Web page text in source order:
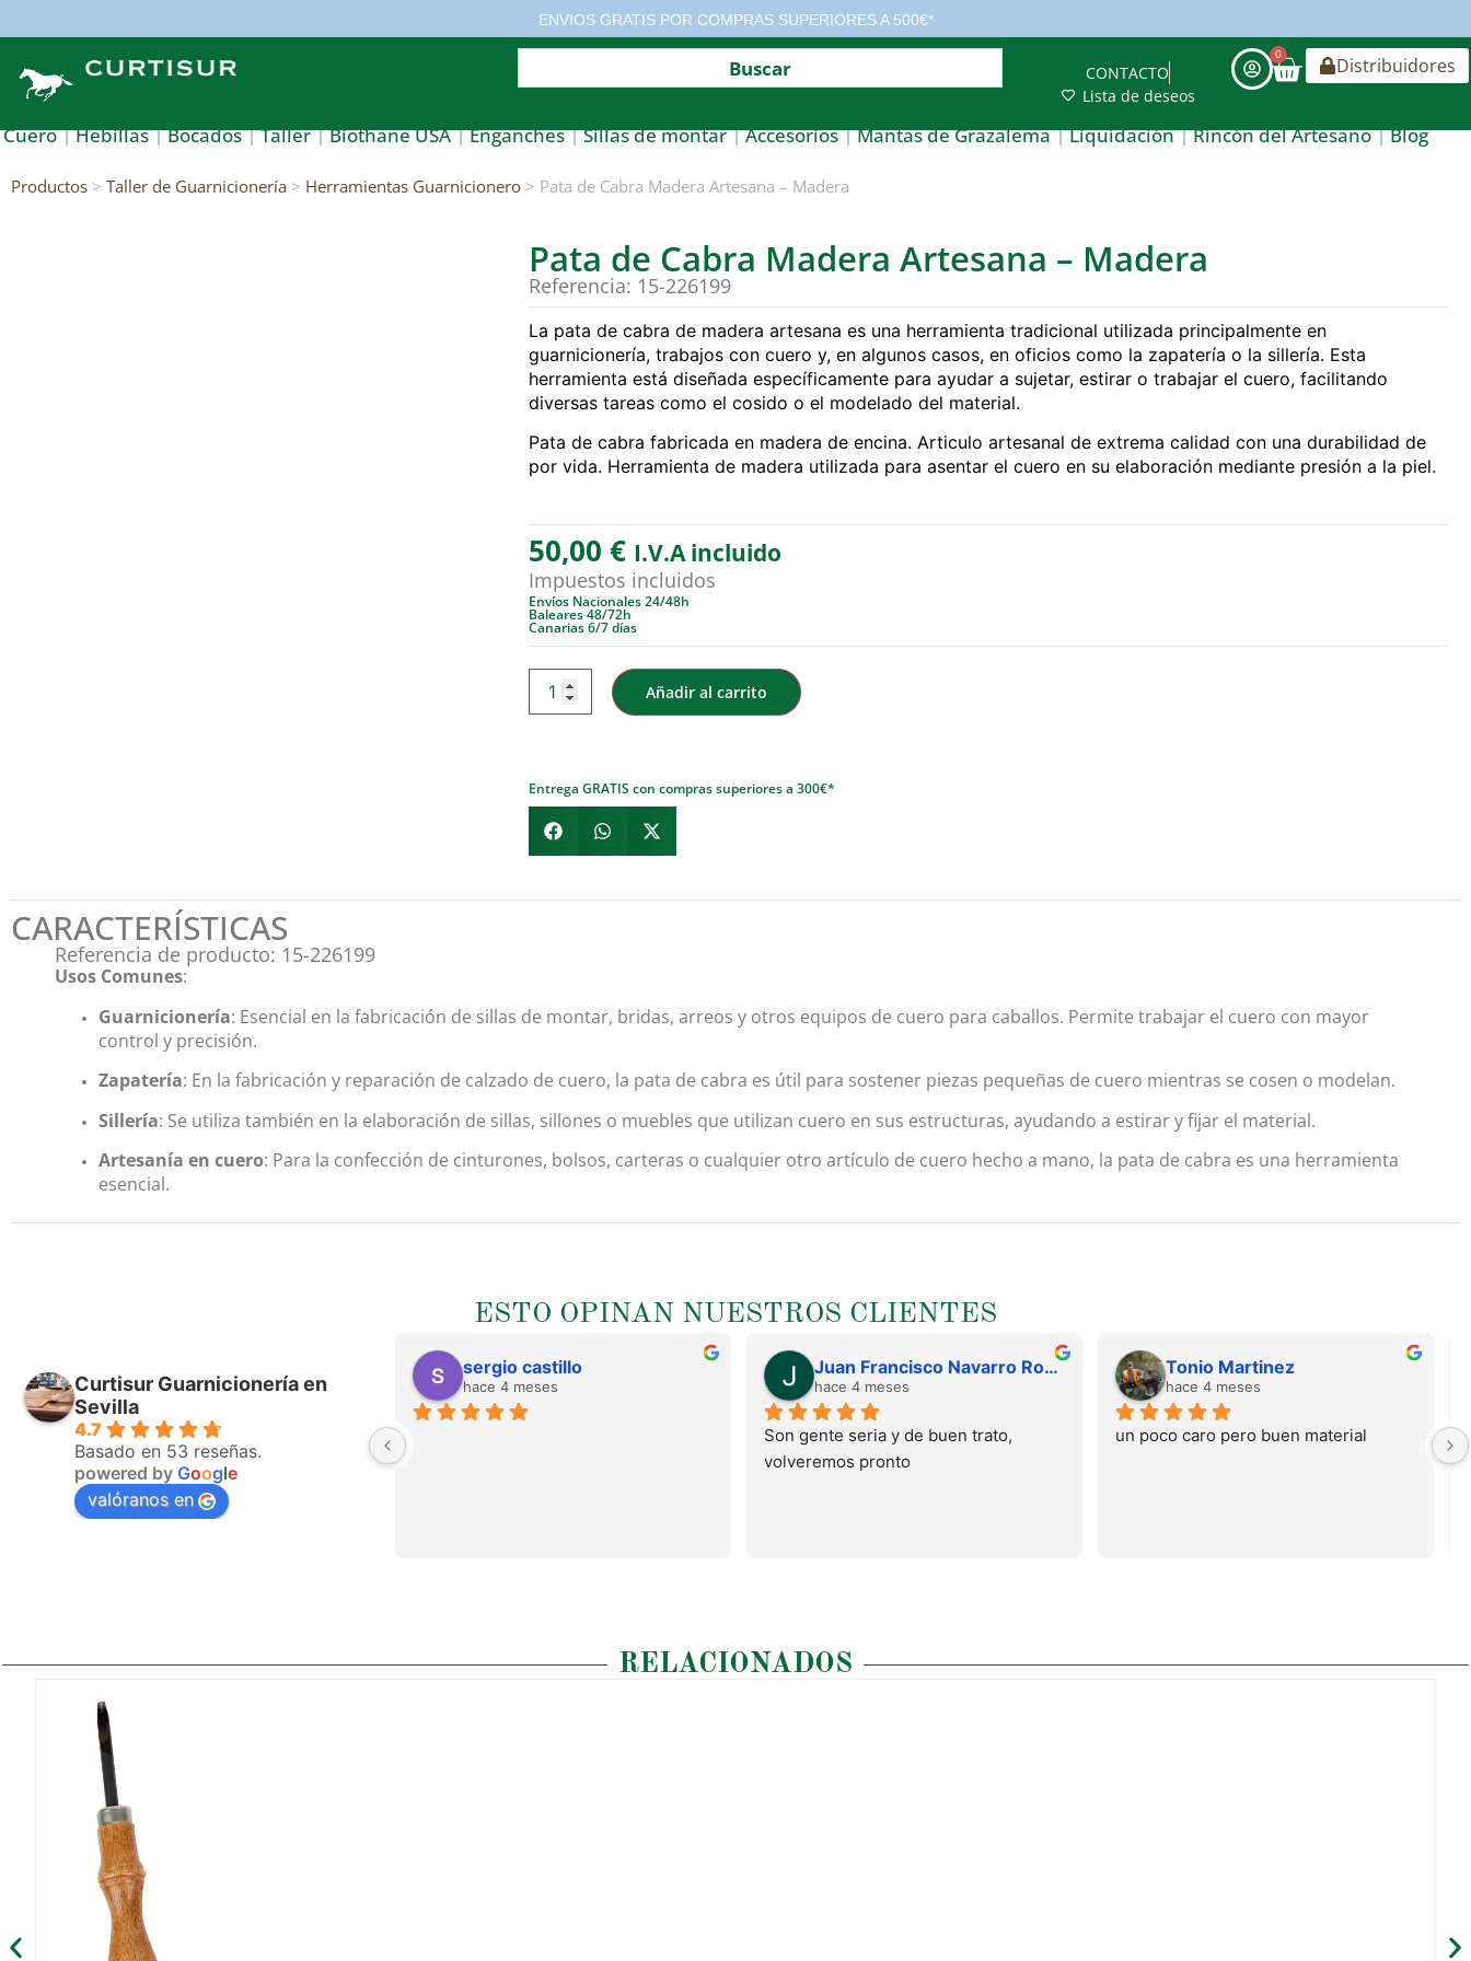
ENVIOS GRATIS POR COMPRAS SUPERIORES A 500€*
CONTACTO
Lista de deseos
0 Distribuidores
Cuero Hebillas Bocados Taller Biothane USA Enganches Sillas de montar Accesorios Mantas de Grazalema Liquidación Rincón del Artesano Blog
Productos > Taller de Guarnicionería > Herramientas Guarnicionero > Pata de Cabra Madera Artesana – Madera
Pata de Cabra Madera Artesana – Madera
Referencia: 15-226199
La pata de cabra de madera artesana es una herramienta tradicional utilizada principalmente en
guarnicionería, trabajos con cuero y, en algunos casos, en oficios como la zapatería o la sillería. Esta
herramienta está diseñada específicamente para ayudar a sujetar, estirar o trabajar el cuero, facilitando
diversas tareas como el cosido o el modelado del material.
Pata de cabra fabricada en madera de encina. Articulo artesanal de extrema calidad con una durabilidad de
por vida. Herramienta de madera utilizada para asentar el cuero en su elaboración mediante presión a la piel.
50,00€ I.V.A incluido
Impuestos incluidos
Envíos Nacionales 24/48h
Baleares 48/72h
Canarias 6/7 días
Añadir al carrito
Entrega GRATIS con compras superiores a 300€*
CARACTERÍSTICAS
Referencia de producto: 15-226199
Usos Comunes:
Guarnicionería: Esencial en la fabricación de sillas de montar, bridas, arreos y otros equipos de cuero para caballos. Permite trabajar el cuero con mayor
control y precisión.
Zapatería: En la fabricación y reparación de calzado de cuero, la pata de cabra es útil para sostener piezas pequeñas de cuero mientras se cosen o modelan.
Sillería: Se utiliza también en la elaboración de sillas, sillones o muebles que utilizan cuero en sus estructuras, ayudando a estirar y fijar el material.
Artesanía en cuero: Para la confección de cinturones, bolsos, carteras o cualquier otro artículo de cuero hecho a mano, la pata de cabra es una herramienta
esencial.
ESTO OPINAN NUESTROS CLIENTES
Curtisur Guarnicionería en
Sevilla
4.7
Basado en 53 reseñas.
powered by Google
valóranos en
sergio castillo
hace 4 meses
Juan Francisco Navarro Roman
hace 4 meses
Son gente seria y de buen trato,
volveremos pronto
Tonio Martinez
hace 4 meses
un poco caro pero buen material
RELACIONADOS